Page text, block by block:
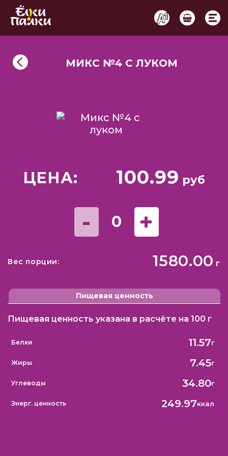
МИКС №4 С ЛУКОМ
ЦЕНА: 100.99 руб
- 0 +
Вес порции: 1580.00 г
Пищевая ценность
Пищевая ценность указана в расчёте на 100 г
Белки 11.57г
Жиры 7.45г
Углеводы 34.80г
Энерг. ценность 249.97ккал